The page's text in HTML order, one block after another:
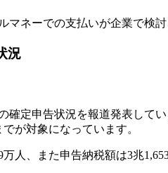
ネーでの支払いが企業で検討
況
確定申告状況を報道発表して
が対象になっています。
人、また申告納税額は3兆